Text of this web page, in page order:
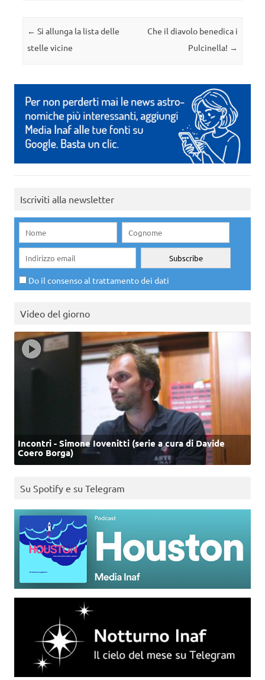
Navigazione articolo
← Si allunga la lista delle
stelle vicine
Che il diavolo benedica i
Pulcinella! →
Iscriviti alla newsletter
Do il consenso al trattamento dei dati
Video del giorno
Incontri - Simone Iovenitti (serie a cura di Davide
Coero Borga)
Su Spotify e su Telegram